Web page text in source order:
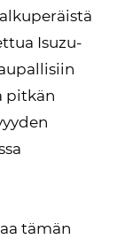
Isuzu-
pitkän
tämän